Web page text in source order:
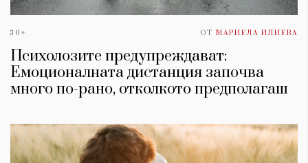
30+ ОТ МАРИЕЛА ИЛИЕВА
Психолозите предупреждават:
Емоционалната дистанция започва
много по-рано, отколкото предполагаш